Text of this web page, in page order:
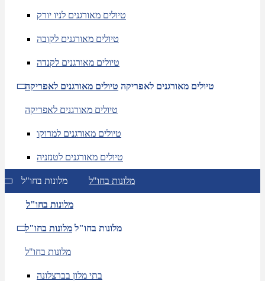
טיולים מאורגנים לניו יורק
טיולים מאורגנים לקובה
טיולים מאורגנים לקנדה
טיולים מאורגנים לאפריקה טיולים מאורגנים לאפריקה
טיולים מאורגנים לאפריקה
טיולים מאורגנים למרוקו
טיולים מאורגנים לטנזניה
מלונות בחו"ל מלונות בחו"ל
מלונות בחו"ל
מלונות בחו"ל מלונות בחו"ל
מלונות בחו"ל
בתי מלון בברצלונה